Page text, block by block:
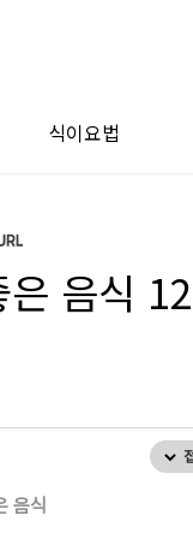
식이요법
음식
음식